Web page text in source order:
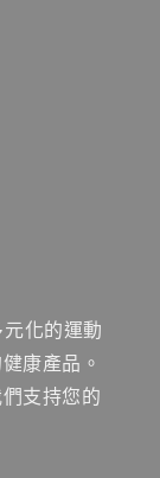
化的運動
康產品。
支持您的